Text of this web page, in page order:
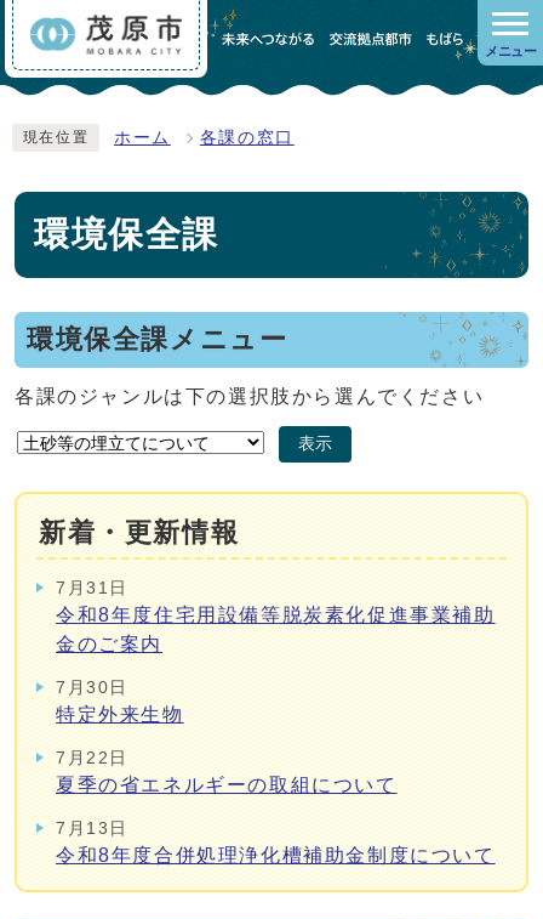
メニュー
現在位置 ホーム 各課の窓口
環境保全課
環境保全課メニュー
各課のジャンルは下の選択肢から選んでください
表示
新着・更新情報
7月31日
令和8年度住宅用設備等脱炭素化促進事業補助
金のご案内
7月30日
特定外来生物
7月22日
夏季の省エネルギーの取組について
7月13日
令和8年度合併処理浄化槽補助金制度について